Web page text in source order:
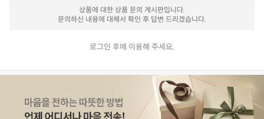
상품에 대한 상품 문의 게시판입니다.
문의하신 내용에 대해서 확인 후 답변 드리겠습니다.
로그인 후에 이용해 주세요.